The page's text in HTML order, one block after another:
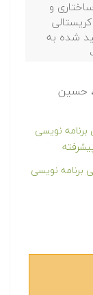
و
شده به
حسین
نویسی
برنامه نویسی